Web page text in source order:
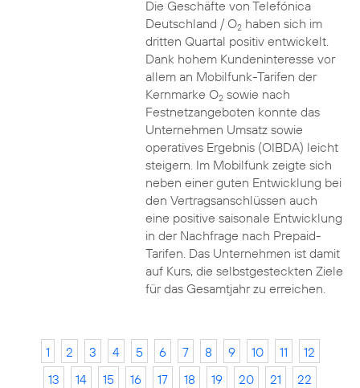
Die Geschäfte von Telefónica
Deutschland / O2haben sich im
dritten Quartal positiv entwickelt.
Dank hohem Kundeninteresse vor
allem an Mobilfunk-Tarifen der
Kernmarke O2sowie nach
Festnetzangeboten konnte das
Unternehmen Umsatz sowie
operatives Ergebnis (OIBDA) leicht
steigern. Im Mobilfunk zeigte sich
neben einer guten Entwicklung bei
den Vertragsanschlüssen auch
eine positive saisonale Entwicklung
in der Nachfrage nach Prepaid-
Tarifen. Das Unternehmen ist damit
auf Kurs, die selbstgesteckten Ziele
für das Gesamtjahr zu erreichen.
1 2 3 4 5 6 7 8 9 10 11
12
13
14 15 16 17 18 19 20 21
22